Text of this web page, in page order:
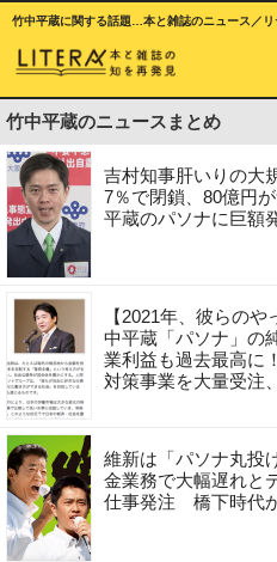
竹中平蔵に関する話題…本と雑誌のニュース／リ
竹中平蔵のニュースまとめ
吉村知事肝いりの大
7％で閉鎖、80億円
平蔵のパソナに巨額
【2021年、彼らの
中平蔵「パソナ」の
業利益も過去最高に
対策事業を大量受注
維新は「パソナ丸投
金業務で大幅遅れと
仕事発注 橋下時代